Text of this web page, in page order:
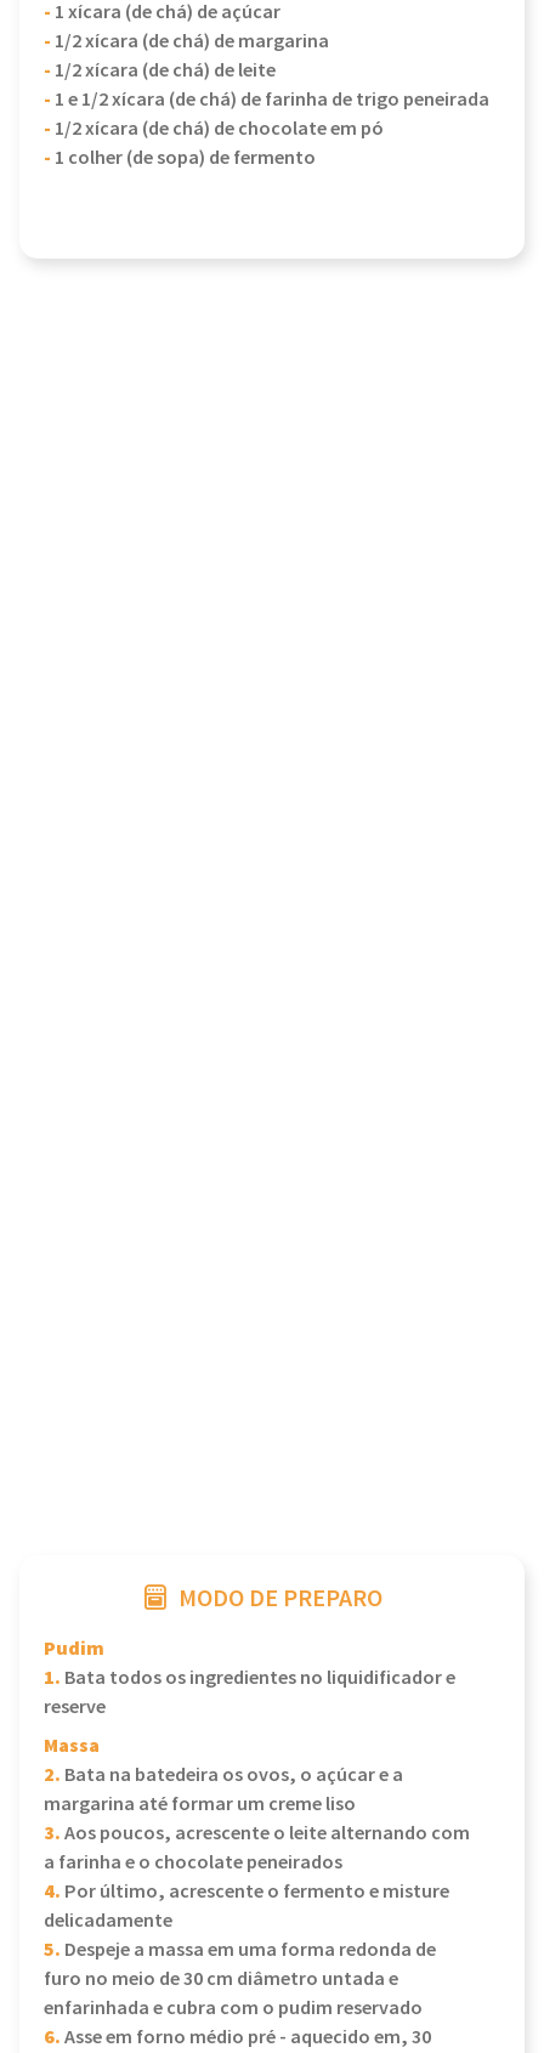
- 1 xícara (de chá) de açúcar
- 1/2 xícara (de chá) de margarina
- 1/2 xícara (de chá) de leite
- 1 e 1/2 xícara (de chá) de farinha de trigo peneirada
- 1/2 xícara (de chá) de chocolate em pó
- 1 colher (de sopa) de fermento
MODO DE PREPARO
Pudim
1. Bata todos os ingredientes no liquidificador e
reserve
Massa
2. Bata na batedeira os ovos, o açúcar e a
margarina até formar um creme liso
3.Aos poucos, acrescente o leite alternando com
a farinha e o chocolate peneirados
4. Por último, acrescente o fermento e misture
delicadamente
5. Despeje a massa em uma forma redonda de
furo no meio de 30 cm diâmetro untada e
enfarinhada e cubra com o pudim reservado
6.Asse em forno médio pré - aquecido em, 30